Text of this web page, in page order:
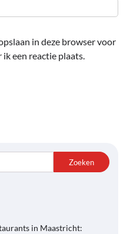
in deze browser voor
een reactie plaats.
Zoeken
in Maastricht: